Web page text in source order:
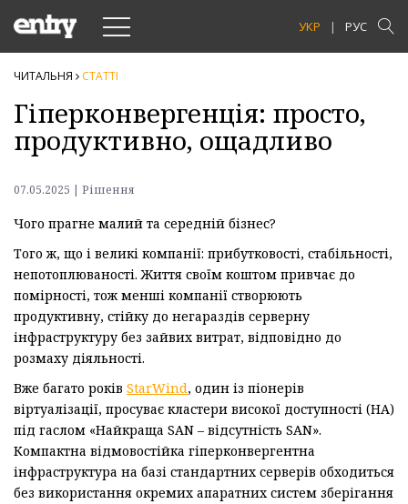
Toggle
navigation УКР РУС
ЧИТАЛЬНЯ СТАТТI
Гіперконвергенція: просто,
продуктивно, ощадливо
07.05.2025 | Рішення
Чого прагне малий та середній бізнес?
Того ж, що і великі компанії: прибутковості, стабільності,
непотоплюваності. Життя своїм коштом привчає до
помірності, тож менші компанії створюють
продуктивну, стійку до негараздів серверну
інфраструктуру без зайвих витрат, відповідно до
розмаху діяльності.
Вже багато років StarWind, один із піонерів
віртуалізації, просуває кластери високої доступності (HA)
під гаслом «Найкраща SAN – відсутність SAN».
Компактна відмовостійка гіперконвергентна
інфраструктура на базі стандартних серверів обходиться
без використання окремих апаратних систем зберігання